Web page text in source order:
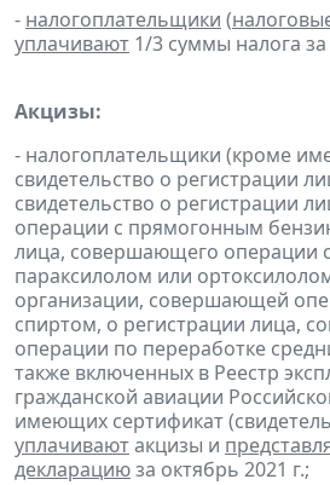
- налогоплательщики (
уплачивают 1/3 суммы налога за
Акцизы:
- налогоплательщики (кроме
свидетельство о регистрации
свидетельство о регистрации
операции с прямогонным
лица, совершающего операции
параксилолом или
организации, совершающей
спиртом, о регистрации лица,
операции по переработке
также включенных в Реестр
гражданской авиации
имеющих сертификат
уплачиваютакцизы и
декларациюза октябрь 2021 г.;